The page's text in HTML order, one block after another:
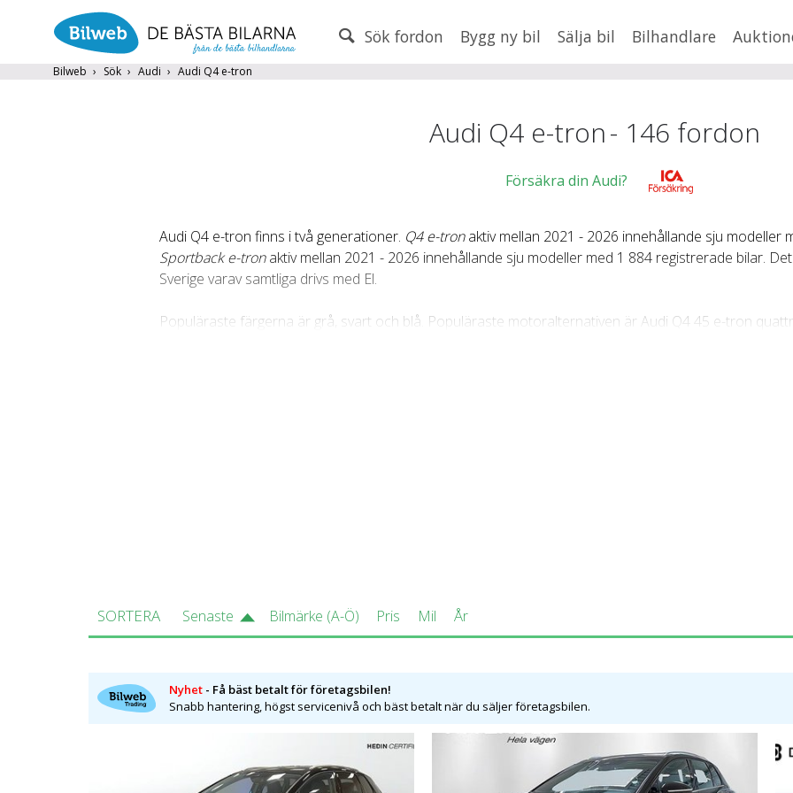
Sök fordon Bygg ny bil Sälja bil Bilhandlare
Bilweb Sök Audi Audi Q4 e-tron
Populära märkenVolvo,Audi,Mercedes, Volkswagen ,BMW
År till Mil från Mil till
Audi Q4 e-tron- 146 fordon
Försäkra din Audi?
Audi Q4 e-tron finns i två generationer. Q4 e-tronaktiv mellan 2021 - 2026 innehållande sju modeller
Sportback e-tronaktiv mellan 2021 - 2026 innehållande sju modeller med 1 884 registrerade bilar.
Sverige varav samtliga drivs med El.
Populäraste färgerna är grå, svart och blå. Populäraste motoralternativen är Audi Q4 45 e-tron
4,6 m.
Vikt
1986 kg - 2385 kg.
AWD (6 773 bilar) och 2WD (3 641 bilar).
Det finns ca 152 begagnade Audi Q4 e-tron till salu på Bilweb med pris
SORTERA Senaste Bilmärke (A-Ö) Pris Mil År
Nyhet- Få bäst betalt för företagsbilen!
Snabb hantering, högst servicenivå och bäst betalt när du säljer företagsbilen.